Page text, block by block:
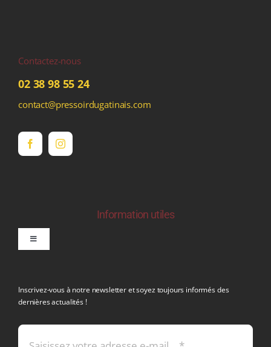
Contactez-nous
02 38 98 55 24
contact@pressoirdugatinais.com
Information utiles
Toggle
Inscrivez-vous à notre newsletter et soyez toujours informés des
dernières actualités !